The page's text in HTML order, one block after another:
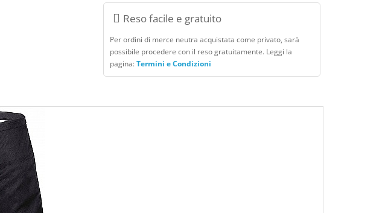
Reso facile e gratuito
Per ordini di merce neutra acquistata come privato, sarà
possibile procedere con il reso gratuitamente. Leggi la
pagina:Termini e Condizioni